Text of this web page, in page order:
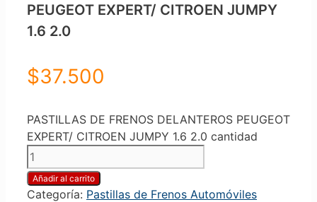
PEUGEOT EXPERT/ CITROEN JUMPY
1.6 2.0
$37.500
PASTILLAS DE FRENOS DELANTEROS PEUGEOT
EXPERT/ CITROEN JUMPY 1.6 2.0 cantidad
Añadir al carrito
Categoría: Pastillas de Frenos Automóviles